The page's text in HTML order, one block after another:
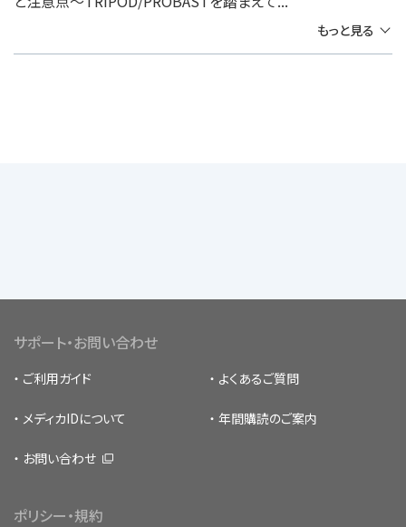
もっと見る
サポート・お問い合わせ
ご利用ガイド よくあるご質問
メディカIDについて 年間購読のご案内
お問い合わせ
ポリシー・規約